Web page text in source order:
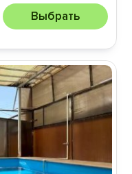
Выбрать